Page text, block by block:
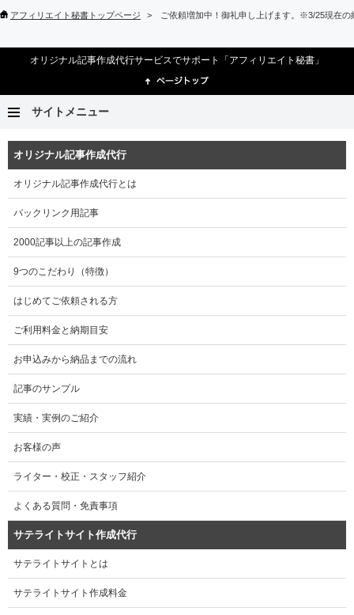
アフィリエイト秘書トップページ ご依頼増加中！御礼申し上げます。※3/25現在
オリジナル記事作成代行サービスでサポート「アフィリエイト秘書」
サイトメニュー
オリジナル記事作成代行
オリジナル記事作成代行とは
バックリンク用記事
2000記事以上の記事作成
9つのこだわり（特徴）
はじめてご依頼される方
ご利用料金と納期目安
お申込みから納品までの流れ
記事のサンプル
実績・実例のご紹介
お客様の声
ライター・校正・スタッフ紹介
よくある質問・免責事項
サテライトサイト作成代行
サテライトサイトとは
サテライトサイト作成料金